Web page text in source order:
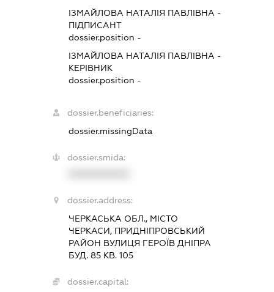
ІЗМАЙЛОВА НАТАЛІЯ ПАВЛІВНА -
ПІДПИСАНТ
dossier.position -
ІЗМАЙЛОВА НАТАЛІЯ ПАВЛІВНА -
КЕРІВНИК
dossier.position -
dossier.beneficiaries:
dossier.missingData
dossier.smida:
dossier.address:
ЧЕРКАСЬКА ОБЛ., МІСТО
ЧЕРКАСИ, ПРИДНІПРОВСЬКИЙ
РАЙОН ВУЛИЦЯ ГЕРОЇВ ДНІПРА
БУД. 85 КВ. 105
dossier.capital: